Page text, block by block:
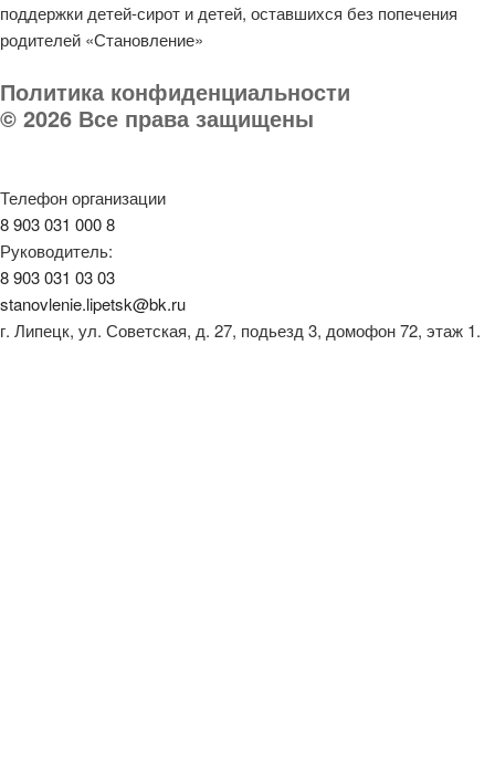
поддержки детей-сирот и детей, оставшихся без попечения
родителей «Становление»
Политика конфиденциальности
© 2026 Все права защищены
Телефон организации
8 903 031 000 8
Руководитель:
8 903 031 03 03
stanovlenie.lipetsk@bk.ru
г. Липецк, ул. Советская, д. 27, подьезд 3, домофон 72, этаж 1.